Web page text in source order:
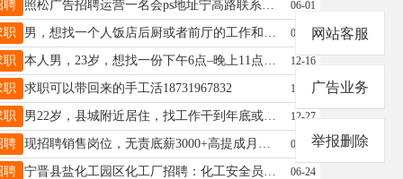
聘 照松广告招聘运营一名会ps地址宁高路联系电话19931937153同微信 06-01
职 男，想找一个人饭店后厨或者前厅的工作和8小时制能吃苦，有意向老板联系我：18000390970 06-16
职 本人男，23岁，想找一份下午6点–晚上11点之间的兼职。电话☎:19061797285（有意者联系我） 12-16
职 求职可以带回来的手工活18731967832 10-12
职 男22岁，县城附近居住，找工作干到年底或者长期都可以，有驾驶证电话19293149579（同微信） 12-27
聘 现招聘销售岗位，无责底薪3000+高提成月薪六七千以上，月休6天交五险，环境好，要求中专以上学历，20-35岁，18531921122 01-28
聘 宁晋县盐化工园区化工厂招聘：化工安全员3名，注安师1名，要求男性，有相关工作经验，工资面议，电话：17731953585 06-24
网站客服
广告业务
举报删除